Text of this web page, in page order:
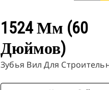
1524 Мм (60
Дюймов)
Зубья Вил Для